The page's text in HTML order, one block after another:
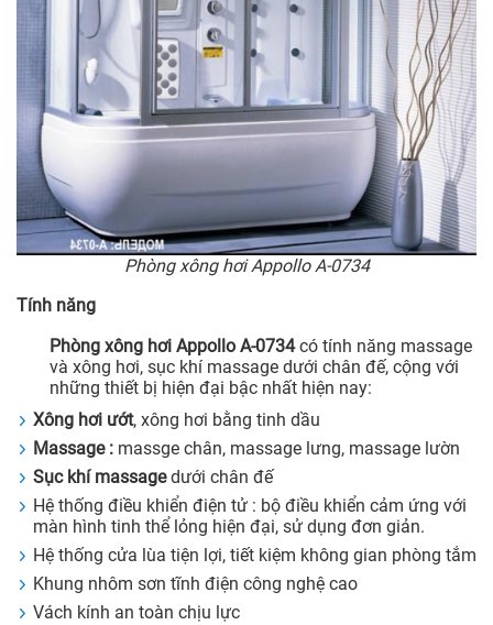
Phòng xông hơi Appollo A-0734
Tính năng
Phòng xông hơi Appollo A-0734có tính năng massage
và xông hơi, sục khí massage dưới chân đế, cộng với
những thiết bị hiện đại bậc nhất hiện nay:
Xông hơi ướt, xông hơi bằng tinh dầu
Massage : massge chân, massage lưng, massage lườn
Sục khí massagedưới chân đế
Hệ thống điều khiển điện tử : bộ điều khiển cảm ứng với
màn hình tinh thể lỏng hiện đại, sử dụng đơn giản.
Hệ thống cửa lùa tiện lợi, tiết kiệm không gian phòng tắm
Khung nhôm sơn tĩnh điện công nghệ cao
Vách kính an toàn chịu lực